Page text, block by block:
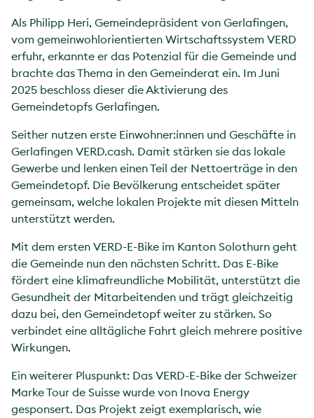
Als Philipp Heri, Gemeindepräsident von Gerlafingen,
vom gemeinwohlorientierten Wirtschaftssystem VERD
erfuhr, erkannte er das Potenzial für die Gemeinde und
brachte das Thema in den Gemeinderat ein. Im Juni
2025 beschloss dieser die Aktivierung des
Gemeindetopfs Gerlafingen.
Seither nutzen erste Einwohner:innen und Geschäfte in
Gerlafingen VERD.cash. Damit stärken sie das lokale
Gewerbe und lenken einen Teil der Nettoerträge in den
Gemeindetopf. Die Bevölkerung entscheidet später
gemeinsam, welche lokalen Projekte mit diesen Mitteln
unterstützt werden.
Mit dem ersten VERD-E-Bike im Kanton Solothurn geht
die Gemeinde nun den nächsten Schritt. Das E-Bike
fördert eine klimafreundliche Mobilität, unterstützt die
Gesundheit der Mitarbeitenden und trägt gleichzeitig
dazu bei, den Gemeindetopf weiter zu stärken. So
verbindet eine alltägliche Fahrt gleich mehrere positive
Wirkungen.
Ein weiterer Pluspunkt: Das VERD-E-Bike der Schweizer
Marke Tour de Suisse wurde von Inova Energy
gesponsert. Das Projekt zeigt exemplarisch, wie